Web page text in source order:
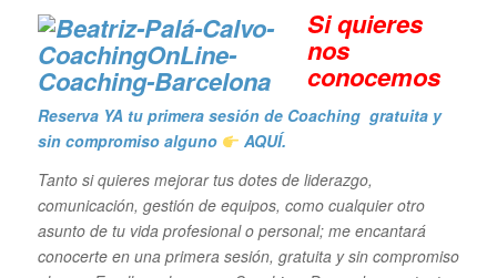
Si quieres
nos
conocemos
Reserva YA tu primera sesión de Coaching gratuita y
sin compromiso alguno
AQUÍ.
Tanto si quieres mejorar tus dotes de liderazgo,
comunicación, gestión de equipos, como cualquier otro
asunto de tu vida profesional o personal; me encantará
conocerte en una primera sesión, gratuita y sin compromiso